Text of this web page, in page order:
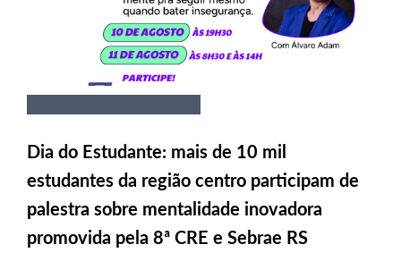
Dia do Estudante: mais de 10 mil
estudantes da região centro participam de
palestra sobre mentalidade inovadora
promovida pela 8ª CRE e Sebrae RS